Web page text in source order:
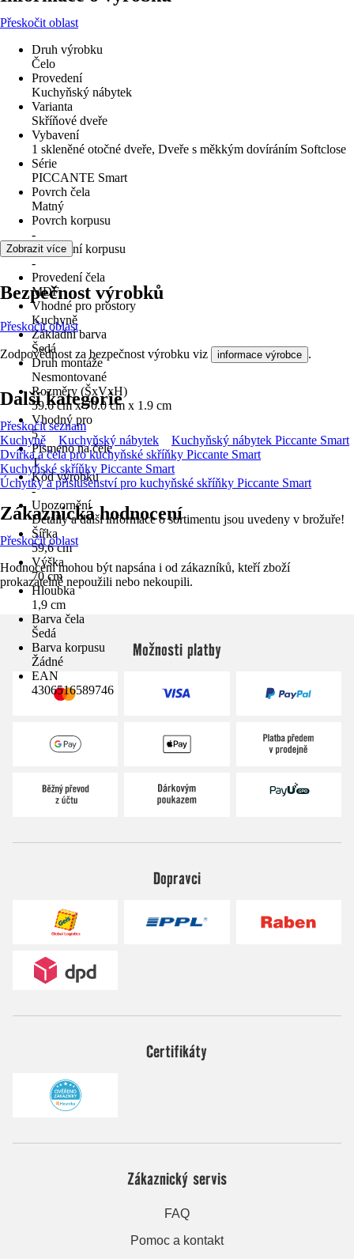
Přeskočit oblast
Druh výrobku
Čelo
Provedení
Kuchyňský nábytek
Varianta
Skříňové dveře
Vybavení
1 skleněné otočné dveře, Dveře s měkkým dovíráním Softclose
Série
PICCANTE Smart
Povrch čela
Matný
Povrch korpusu
-
Provedení korpusu
-
Provedení čela
MDF
Vhodné pro prostory
Kuchyně
Základní barva
Šedá
Druh montáže
Nesmontované
Rozměry (ŠxVxH)
59.6 cm x 70.0 cm x 1.9 cm
Vhodný pro
5
Písmeno na čele
T
Kód výrobku
-
Upozornění
Detaily a další informace o sortimentu jsou uvedeny v brožuře!
Šířka
59,6 cm
Výška
70 cm
Hloubka
1,9 cm
Barva čela
Šedá
Barva korpusu
Žádné
EAN
4306516589746
Zobrazit více
Bezpečnost výrobků
Přeskočit oblast
Zodpovědnost za bezpečnost výrobku viz informace výrobce .
Další kategorie
Přeskočit seznam
Kuchyně
Kuchyňský nábytek
Kuchyňský nábytek Piccante Smart
Dvířka a čela pro kuchyňské skříňky Piccante Smart
Kuchyňské skříňky Piccante Smart
Úchytky a příslušenství pro kuchyňské skříňky Piccante Smart
Zákaznická hodnocení
Přeskočit oblast
Hodnocení mohou být napsána i od zákazníků, kteří zboží
prokazatelně nepoužili nebo nekoupili.
Možnosti platby
Dopravci
Certifikáty
Zákaznický servis
FAQ
Pomoc a kontakt